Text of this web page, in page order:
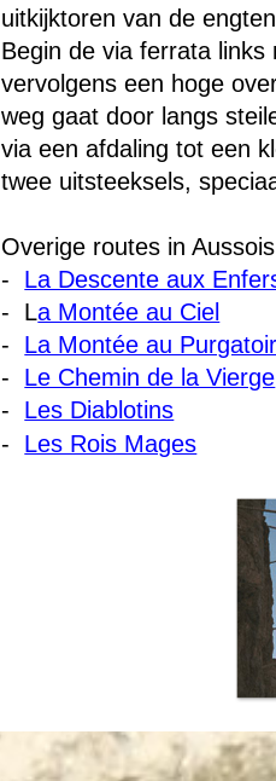
uitkijktoren van de
Begin de via ferrata
vervolgens een hoge
weg gaat door langs
via een afdaling tot een
twee uitsteeksels,
Overige routes in
- La Descente aux
- La Montée au Ciel
- La Montée au
- Le Chemin de la Vierge
- Les Diablotins
- Les Rois Mages